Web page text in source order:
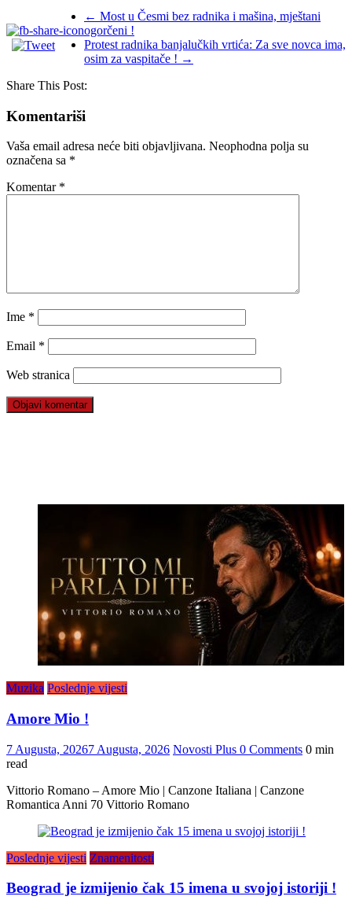
← Most u Česmi bez radnika i mašina, mještani
ogorčeni !
Protest radnika banjalučkih vrtića: Za sve novca ima,
osim za vaspitače ! →
Share This Post:
Komentariši
Vaša email adresa neće biti objavljivana. Neophodna polja su
označena sa *
Komentar *
Ime *
Email *
Web stranica
Muzika Poslednje vijesti
Amore Mio !
7 Augusta, 20267 Augusta, 2026 Novosti Plus 0 Comments 0 min
read
Vittorio Romano – Amore Mio | Canzone Italiana | Canzone
Romantica Anni 70 Vittorio Romano
Poslednje vijesti Znamenitosti
Beograd je izmijenio čak 15 imena u svojoj istoriji !